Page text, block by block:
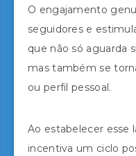
O engajamento
seguidores e
que não só aguarda
mas também se
ou perfil pessoal.
Ao estabelecer esse
incentiva um ciclo